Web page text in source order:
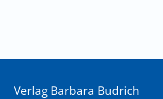
Verlag Barbara Budrich